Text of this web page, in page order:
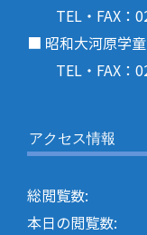
TEL・FAX：
■ 昭和大河原学
TEL・FAX：
アクセス情報
総閲覧数:
本日の閲覧数: